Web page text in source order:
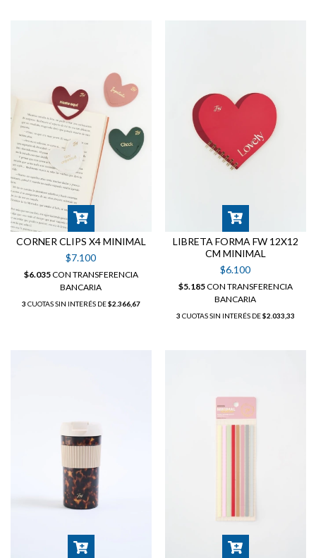
CORNER CLIPS X4 MINIMAL
$7.100
$6.035CON TRANSFERENCIA
BANCARIA
3 CUOTAS SIN INTERÉS DE$2.366,67
LIBRETA FORMA FW 12X12
CM MINIMAL
$6.100
$5.185CON TRANSFERENCIA
BANCARIA
3 CUOTAS SIN INTERÉS DE$2.033,33